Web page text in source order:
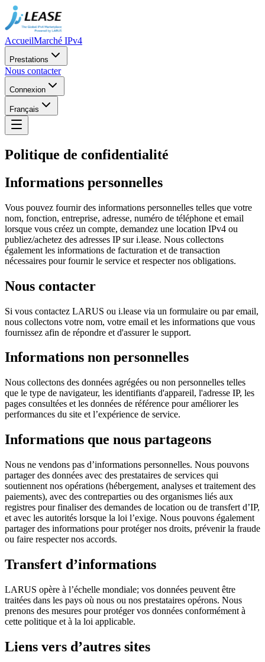
AccueilMarché IPv4
Prestations
Nous contacter
Connexion
Français
Politique de confidentialité
Informations personnelles
Vous pouvez fournir des informations personnelles telles que votre
nom, fonction, entreprise, adresse, numéro de téléphone et email
lorsque vous créez un compte, demandez une location IPv4 ou
publiez/achetez des adresses IP sur i.lease. Nous collectons
également les informations de facturation et de transaction
nécessaires pour fournir le service et respecter nos obligations.
Nous contacter
Si vous contactez LARUS ou i.lease via un formulaire ou par email,
nous collectons votre nom, votre email et les informations que vous
fournissez afin de répondre et d'assurer le support.
Informations non personnelles
Nous collectons des données agrégées ou non personnelles telles
que le type de navigateur, les identifiants d'appareil, l'adresse IP, les
pages consultées et les données de référence pour améliorer les
performances du site et l’expérience de service.
Informations que nous partageons
Nous ne vendons pas d’informations personnelles. Nous pouvons
partager des données avec des prestataires de services qui
soutiennent nos opérations (hébergement, analyses et traitement des
paiements), avec des contreparties ou des organismes liés aux
registres pour finaliser des demandes de location ou de transfert d’IP,
et avec les autorités lorsque la loi l’exige. Nous pouvons également
partager des informations pour protéger nos droits, prévenir la fraude
ou faire respecter nos accords.
Transfert d’informations
LARUS opère à l’échelle mondiale; vos données peuvent être
traitées dans les pays où nous ou nos prestataires opérons. Nous
prenons des mesures pour protéger vos données conformément à
cette politique et à la loi applicable.
Liens vers d’autres sites